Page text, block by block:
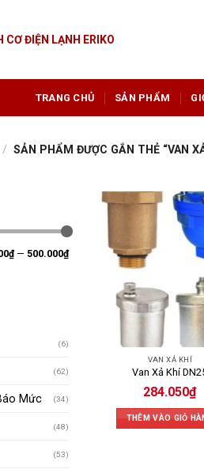
CƠ ĐIỆN LẠNH ERIKO
TRANG CHỦ SẢN PHẨM
/ SẢN PHẨM ĐƯỢC GẮN THẺ “VAN
— 500.000₫
(6)
(62)
Mức (34)
(48)
(53)
VAN XẢ KHÍ
Van Xả Khí
284.050₫
THÊM VÀO GIỎ